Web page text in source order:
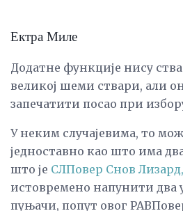
Ектра Миле
Додатне функције нису
великој шеми ствари, али
запечатити посао при
У неким случајевима, то
једноставно као што има
што је СЛПовер Снов Лизард,
истовремено напунити два
пуњачи, попут овог